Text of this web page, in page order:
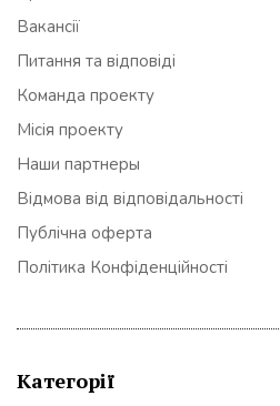
Вакансії
Питання та відповіді
Команда проекту
Місія проекту
Наши партнеры
Відмова від відповідальності
Публічна оферта
Політика Конфіденційності
Категорії